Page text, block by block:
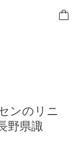
ンのリニ
野県諏